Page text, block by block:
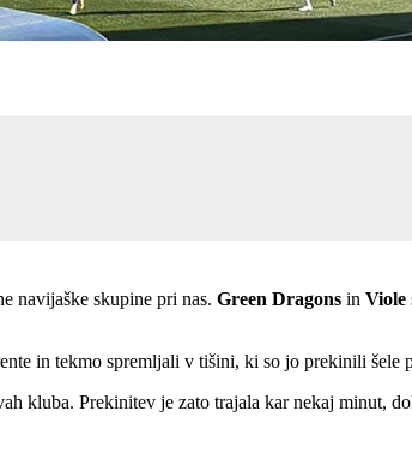
navijaške skupine pri nas. Green Dragons in Viole
in tekmo spremljali v tišini, ki so jo prekinili šele
kluba. Prekinitev je zato trajala kar nekaj minut,